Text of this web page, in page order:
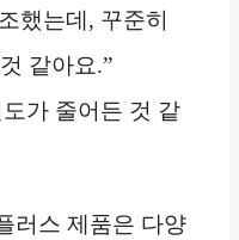
했는데, 꾸준히
같아요.”
가 줄어든 것 같
러스 제품은 다양